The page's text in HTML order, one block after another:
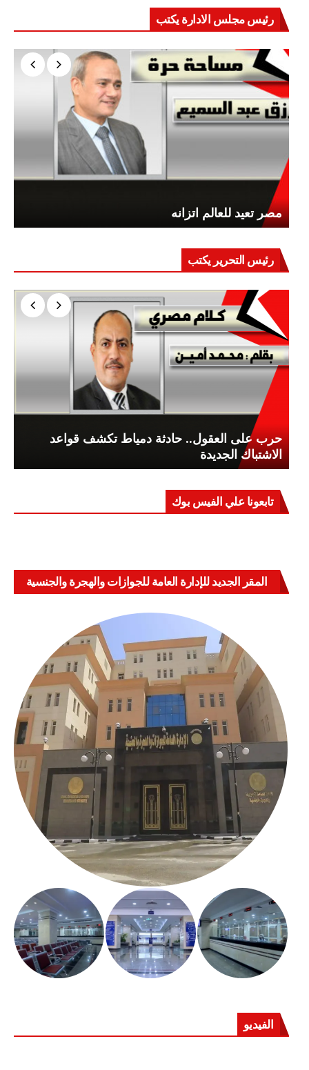
رئيس مجلس الادارة يكتب
مصر تعيد للعالم اتزانه
رئيس التحرير يكتب
حرب على العقول.. حادثة دمياط تكشف قواعد
الاشتباك الجديدة
تابعونا علي الفيس بوك
المقر الجديد للإدارة العامة للجوازات والهجرة والجنسية
الفيديو